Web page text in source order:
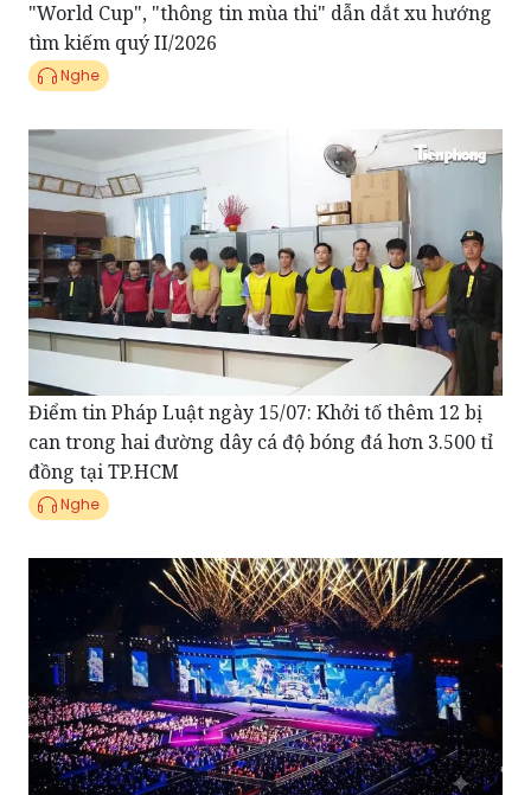
Nghe
Điểm tin Pháp Luật ngày 15/07: Khởi tố thêm 12 bị
can trong hai đường dây cá độ bóng đá hơn 3.500 tỉ
đồng tại TP.HCM
Nghe
Điểm tin showbiz 14/07: Huế lần đầu ra mắt Lễ hội